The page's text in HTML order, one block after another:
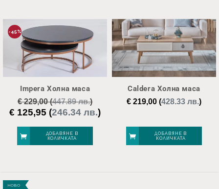
-45%
Impera Холна маса
€229,00(447.89 лв.)
Original
was:
€ 229,00.
€ 125,95 (246.34 лв.)Текущата
€ 125,95.
ДОБАВЯНЕ В
КОЛИЧКАТА
Caldera Холна маса
€219,00(428.33 лв.)
ДОБАВЯНЕ В
КОЛИЧКАТА
НОВО